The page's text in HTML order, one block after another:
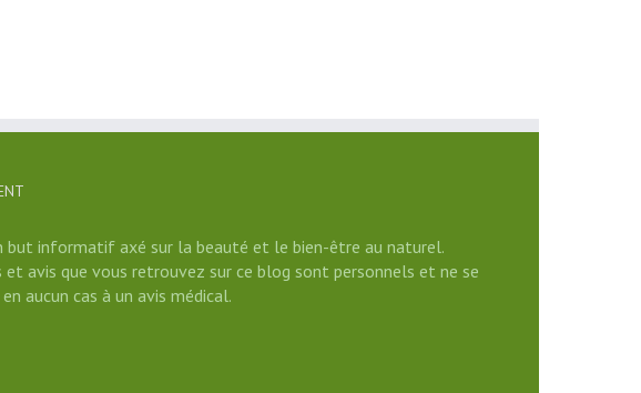
but informatif axé sur la beauté et le bien-être au naturel.
et avis que vous retrouvez sur ce blog sont personnels et ne se
aucun cas à un avis médical.